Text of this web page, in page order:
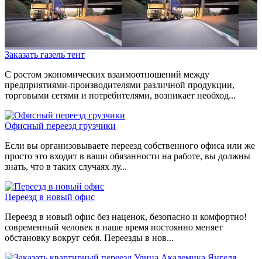
Заказать газель тент
С ростом экономических взаимоотношений между
предприятиями-производителями различной продукции,
торговыми сетями и потребителями, возникает необход...
Офисный переезд грузчики
Если вы организовываете переезд собственного офиса или же
просто это входит в ваши обязанности на работе, вы должны
знать, что в таких случаях лу...
Переезд в новый офис
Переезд в новый офис без наценок, безопасно и комфортно!
современный человек в наше время постоянно меняет
обстановку вокруг себя. Переезды в нов...